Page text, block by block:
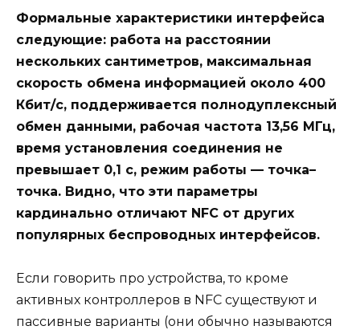
Формальные характеристики интерфейса
следующие: работа на расстоянии
нескольких сантиметров, максимальная
скорость обмена информацией около 400
Кбит/с, поддерживается полнодуплексный
обмен данными, рабочая частота 13,56 МГц,
время установления соединения не
превышает 0,1 с, режим работы — точка–
точка. Видно, что эти параметры
кардинально отличают NFC от других
популярных беспроводных интерфейсов.
Если говорить про устройства, то кроме
активных контроллеров в NFC существуют и
пассивные варианты (они обычно называются